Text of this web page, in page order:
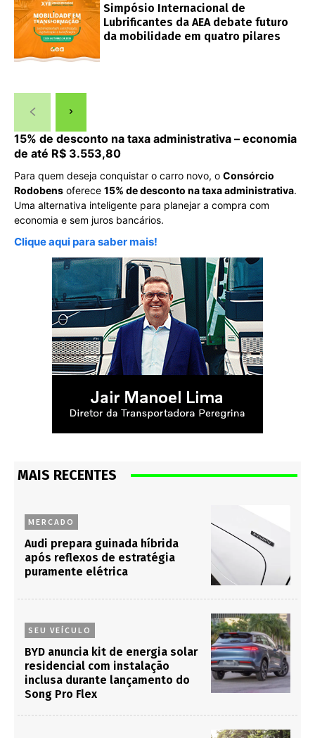
Simpósio Internacional de
Lubrificantes da AEA debate futuro
da mobilidade em quatro pilares
15% de desconto na taxa administrativa – economia
de até R$ 3.553,80
Para quem deseja conquistar o carro novo, o Consórcio
Rodobens oferece 15% de desconto na taxa administrativa.
Uma alternativa inteligente para planejar a compra com
economia e sem juros bancários.
Clique aqui para saber mais!
MAIS RECENTES
MERCADO
Audi prepara guinada híbrida
após reflexos de estratégia
puramente elétrica
SEU VEÍCULO
BYD anuncia kit de energia solar
residencial com instalação
inclusa durante lançamento do
Song Pro Flex